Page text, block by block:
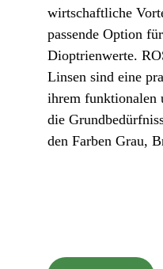
wirtschaftliche
passende Option
Dioptrienwerte.
Linsen sind eine
ihrem funktionalen
die
den Farben Grau,